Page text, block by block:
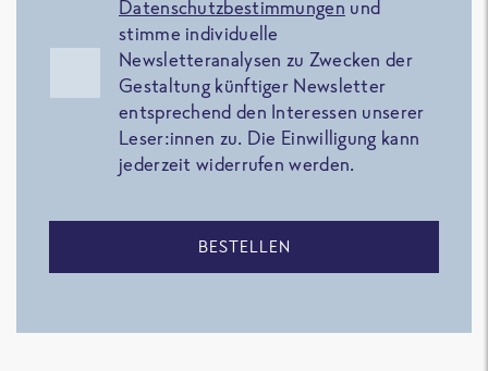
Datenschutzbestimmungen und
stimme individuelle
Newsletteranalysen zu Zwecken der
Gestaltung künftiger Newsletter
entsprechend den Interessen unserer
Leser:innen zu. Die Einwilligung kann
jederzeit widerrufen werden.
BESTELLEN